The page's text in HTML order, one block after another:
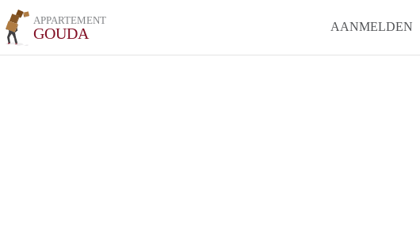
APPARTEMENT
GOUDA AANMELDEN